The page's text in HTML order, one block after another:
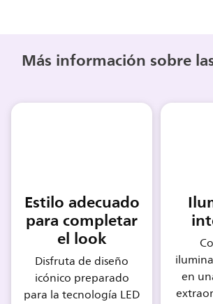
Más información sobre
Estilo adecuado
para completar
el look
Disfruta de diseño
icónico preparado
para la tecnología LED
en